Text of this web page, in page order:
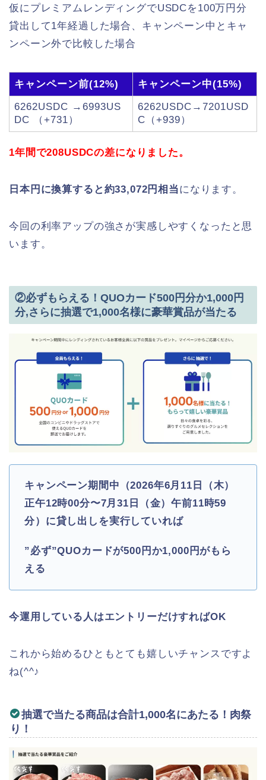
仮にプレミアムレンディングでUSDCを100万円分
貸出して1年経過した場合、キャンペーン中とキャ
ンペーン外で比較した場合
キャンペーン前(12%)
キャンペーン中(15%)
6262USDC →6993US
DC （+731）
6262USDC→7201USD
C（+939）
1年間で208USDCの差になりました。
日本円に換算すると約33,072円相当になります。
今回の利率アップの強さが実感しやすくなったと思
います。
②必ずもらえる！QUOカード500円分か1,000円
分,さらに抽選で1,000名様に豪華賞品が当たる
キャンペーン期間中（2026年6月11日（木）
正午12時00分〜7月31日（金）午前11時59
分）に貸し出しを実行していれば
”必ず”QUOカードが500円か1,000円がもら
える
今運用している人はエントリーだけすればOK
これから始めるひともとても嬉しいチャンスですよ
ね(^^♪
抽選で当たる商品は合計1,000名にあたる！肉祭
り！